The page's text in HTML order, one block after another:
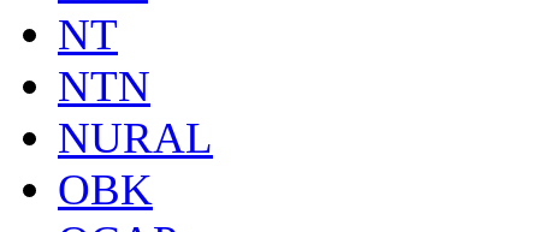
NT
NTN
NURAL
OBK